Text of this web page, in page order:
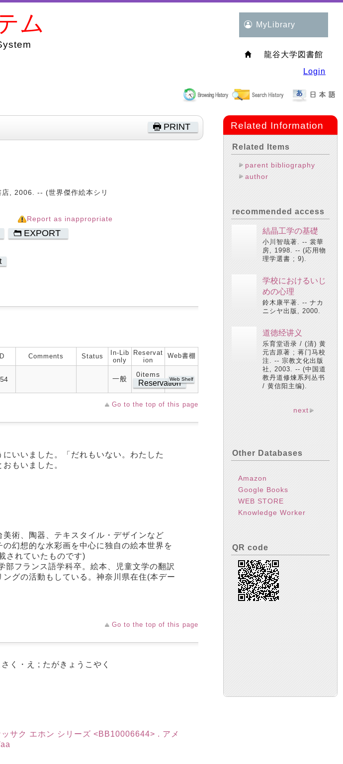
ム MyLibrary
龍谷大学図書館
Login
PRINT
, 2006. -- (世界傑作絵本シリ
Report as inappropriate
EXPORT
Comments Status
In-Lib
only
Reservat
ion
Web書棚
一般
0items
ReservationWeb Shelf
Go to the top of this page
いいました。「だれもいない。わたした
もいました。
術、陶器、テキスタイル・デザインなど
幻想的な水彩画を中心に独自の絵本世界を
されていたものです)
フランス語学科卒。絵本、児童文学の翻訳
グの活動もしている。神奈川県在住(本デー
Go to the top of this page
く・え ; たがきょうこやく
サク エホン シリーズ <BB10006644> . アメ
Related Information
Related Items
parent bibliography
author
recommended access
結晶工学の基礎
小川智哉著. -- 裳華
房, 1998. -- (応用物
理学選書 ; 9).
学校におけるいじ
めの心理
鈴木康平著. -- ナカ
ニシヤ出版, 2000.
道徳经讲义
乐育堂语录 / (清) 黄
元吉原著 ; 蒋门马校
注. -- 宗教文化出版
社, 2003. -- (中国道
教丹道修煉系列丛书
/ 黄信阳主编).
next
Other Databases
Amazon
Google Books
WEB STORE
Knowledge Worker
QR code